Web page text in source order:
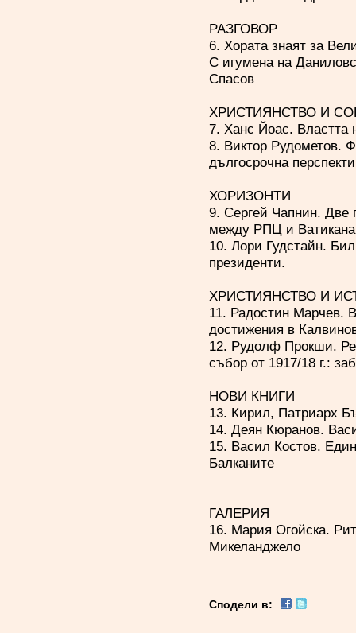
РАЗГОВОР
6. Хората знаят за
С игумена на
Спасов
ХРИСТИЯНСТВО И
7. Ханс Йоас. Властта
8. Виктор Рудометов.
дългосрочна
ХОРИЗОНТИ
9. Сергей Чапнин. Две
между РПЦ и
10. Лори Гудстайн.
президенти.
ХРИСТИЯНСТВО И
11. Радостин Марчев.
достижения в
12. Рудолф Прокши.
събор от 1917/18 г.:
НОВИ КНИГИ
13. Кирил, Патриарх
14. Деян Кюранов.
15. Васил Костов.
Балканите
ГАЛЕРИЯ
16. Мария Огойска.
Микеланджело
Сподели в: